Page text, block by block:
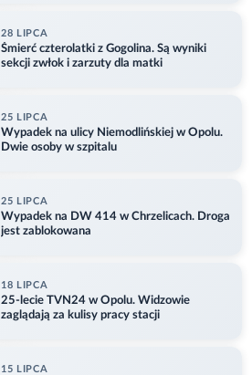
28 LIPCA
Śmierć czterolatki z Gogolina. Są wyniki
sekcji zwłok i zarzuty dla matki
25 LIPCA
Wypadek na ulicy Niemodlińskiej w Opolu.
Dwie osoby w szpitalu
25 LIPCA
Wypadek na DW 414 w Chrzelicach. Droga
jest zablokowana
18 LIPCA
25-lecie TVN24 w Opolu. Widzowie
zaglądają za kulisy pracy stacji
15 LIPCA